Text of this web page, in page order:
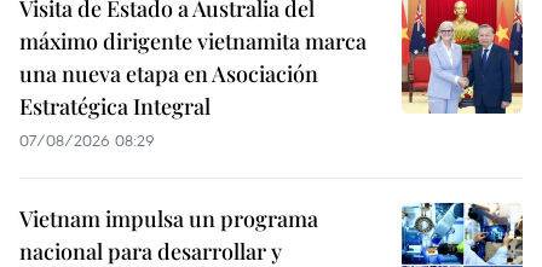
Visita de Estado a Australia del
máximo dirigente vietnamita marca
una nueva etapa en Asociación
Estratégica Integral
07/08/2026 08:29
Vietnam impulsa un programa
nacional para desarrollar y